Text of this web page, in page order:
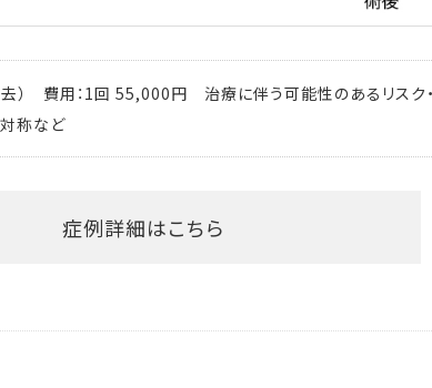
去） 費用：1回 55,000円 治療に伴う可能性のあるリスク
称など
症例詳細はこちら